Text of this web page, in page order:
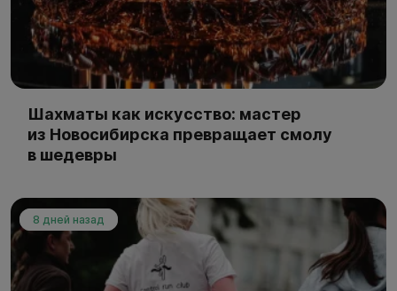
Шахматы как искусство: мастер
из Новосибирска превращает смолу
в шедевры
8 дней назад